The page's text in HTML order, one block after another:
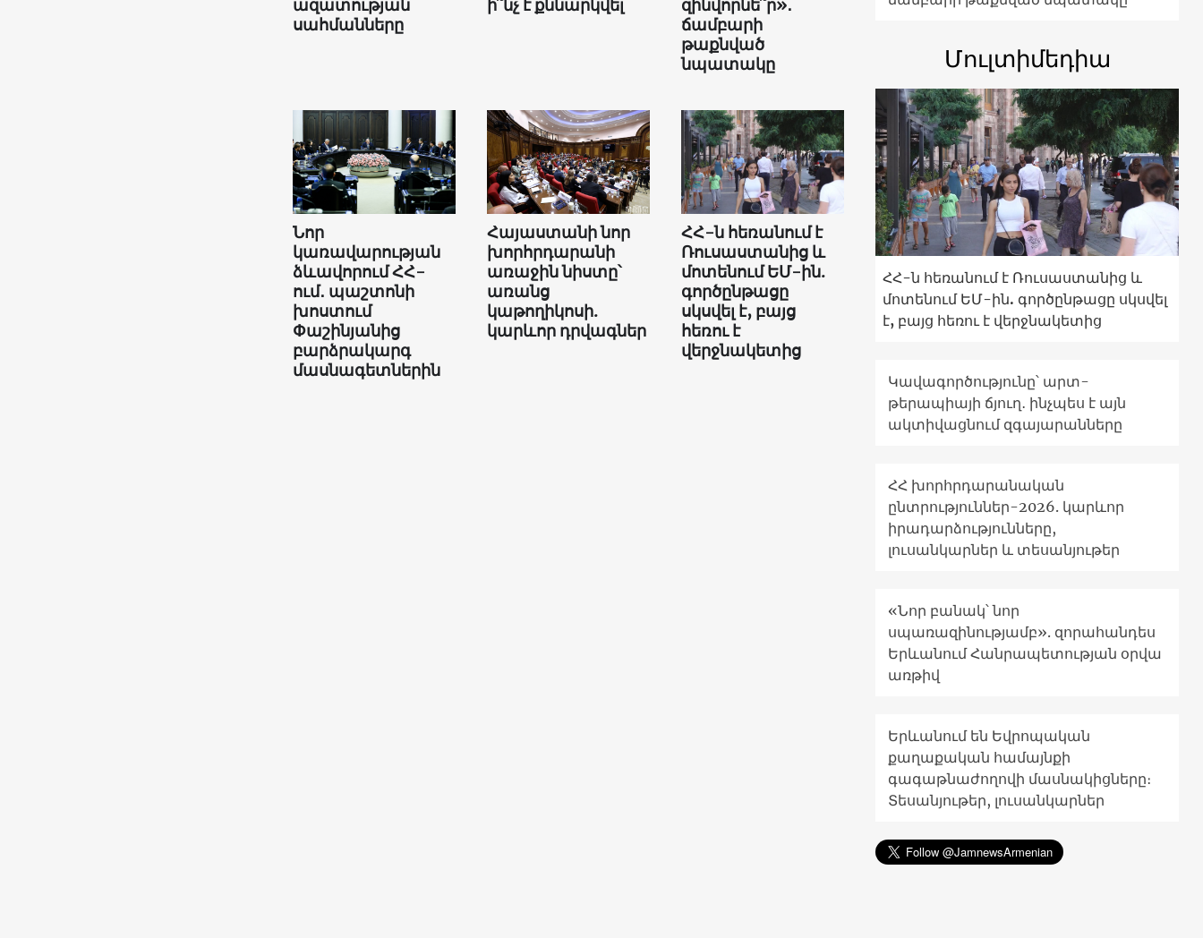
ազատության
սահմանները
ի՞նչ է քննարկվել
զինվորնե՞ր»․
ճամբարի
թաքնված
նպատակը
Նոր
կառավարության
ձևավորում ՀՀ-
ում․ պաշտոնի
խոստում
Փաշինյանից
բարձրակարգ
մասնագետներին
Հայաստանի նոր
խորհրդարանի
առաջին նիստը՝
առանց
կաթողիկոսի.
կարևոր դրվագներ
ՀՀ-ն հեռանում է
Ռուսաստանից և
մոտենում ԵՄ-ին.
գործընթացը
սկսվել է, բայց
հեռու է
վերջնակետից
Մուլտիմեդիա
ՀՀ-ն հեռանում է Ռուսաստանից և
մոտենում ԵՄ-ին. գործընթացը սկսվել
է, բայց հեռու է վերջնակետից
Կավագործությունը՝ արտ-
թերապիայի ճյուղ․ ինչպես է այն
ակտիվացնում զգայարանները
ՀՀ խորհրդարանական
ընտրություններ-2026. կարևոր
իրադարձությունները,
լուսանկարներ և տեսանյութեր
«Նոր բանակ՝ նոր
սպառազինությամբ». զորահանդես
Երևանում Հանրապետության օրվա
առթիվ
Երևանում են Եվրոպական
քաղաքական համայնքի
գագաթնաժողովի մասնակիցները։
Տեսանյութեր, լուսանկարներ